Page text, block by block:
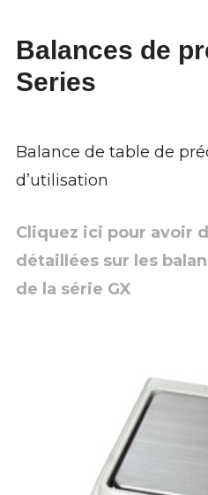
Balances de
Series
Balance de table de
d’utilisation
Cliquez ici pour avoir
détaillées sur les
de la série GX